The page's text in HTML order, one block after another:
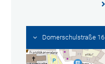
Domerschulstraße 16